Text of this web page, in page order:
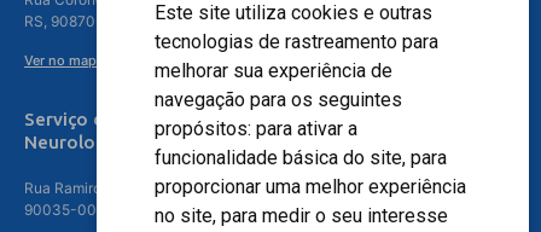
Este site utiliza cookies e outras
tecnologias de rastreamento para
melhorar sua experiência de
navegação para os seguintes
propósitos: para ativar a
funcionalidade básica do site, para
proporcionar uma melhor experiência
no site, para medir o seu interesse
RS, 90870-016
Ver no mapa
Serviço de
Neurologia
Rua Ramiro Barcelos, 630 – 5º andar – Floresta, Porto Alegre – RS,
90035-001